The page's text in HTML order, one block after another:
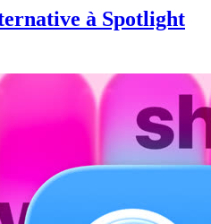
à Spotlight